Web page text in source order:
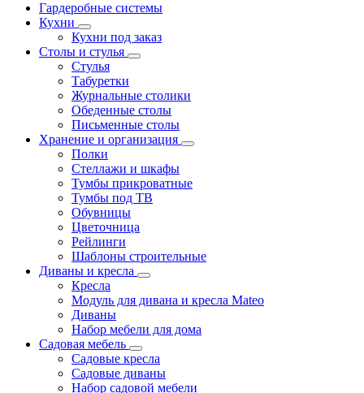
Гардеробные системы
Кухни
Кухни под заказ
Столы и стулья
Стулья
Табуретки
Журнальные столики
Обеденные столы
Письменные столы
Хранение и организация
Полки
Стеллажи и шкафы
Тумбы прикроватные
Тумбы под ТВ
Обувницы
Цветочница
Рейлинги
Шаблоны строительные
Диваны и кресла
Кресла
Модуль для дивана и кресла Mateo
Диваны
Набор мебели для дома
Садовая мебель
Садовые кресла
Садовые диваны
Набор садовой мебели